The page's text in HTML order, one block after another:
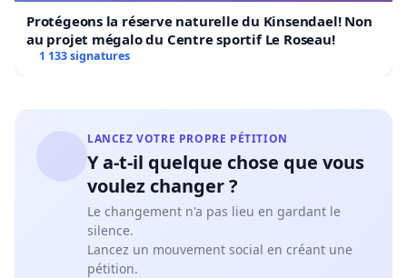
Protégeons la réserve naturelle du Kinsendael! Non
au projet mégalo du Centre sportif Le Roseau!
1 133 signatures
LANCEZ VOTRE PROPRE PÉTITION
Y a-t-il quelque chose que vous
voulez changer ?
Le changement n'a pas lieu en gardant le
silence.
Lancez un mouvement social en créant une
pétition.